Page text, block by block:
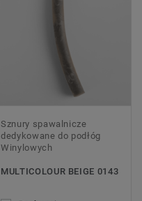
Sznury spawalnicze
dedykowane do podłóg
Winylowych
MULTICOLOUR BEIGE 0143